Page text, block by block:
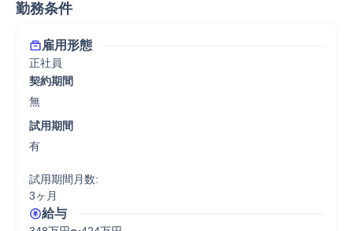
勤務条件
雇用形態
正社員
契約期間
無
試用期間
有
試用期間月数:
3ヶ月
給与